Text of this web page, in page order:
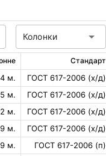
Колонки
Стандарт
м.
ГОСТ 617-2006 (х/д)
м.
ГОСТ 617-2006 (х/д)
м.
ГОСТ 617-2006 (х/д)
м.
ГОСТ 617-2006 (х/д)
м.
ГОСТ 617-2006 (п)